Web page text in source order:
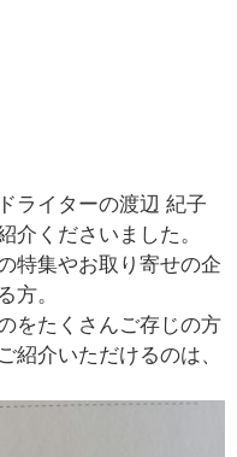
ライターの渡辺 紀子
介くださいました。
特集やお取り寄せの企
方。
をたくさんご存じの方
紹介いただけるのは、